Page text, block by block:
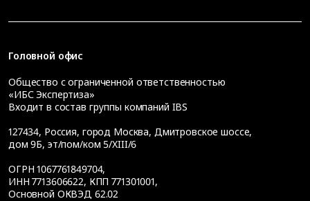
Головной офис
Общество с ограниченной ответственностью
«ИБС Экспертиза»
Входит в состав группы компаний IBS
127434, Россия, город Москва, Дмитровское шоссе,
дом 9Б, эт/пом/ком 5/XIII/6
ОГРН 1067761849704,
ИНН 7713606622, КПП 771301001,
Основной ОКВЭД 62.02